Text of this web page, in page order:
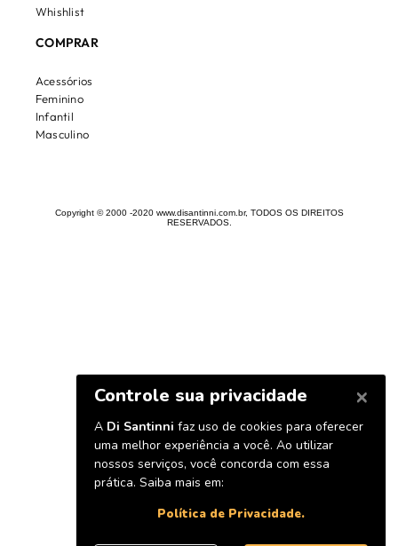
Whishlist
COMPRAR
Acessórios
Feminino
Infantil
Masculino
Copyright © 2000 -2020 www.disantinni.com.br, TODOS OS DIREITOS
RESERVADOS.